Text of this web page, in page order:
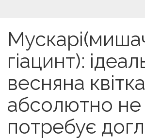
гіацинт):
весняна
абсолютно не
потребує